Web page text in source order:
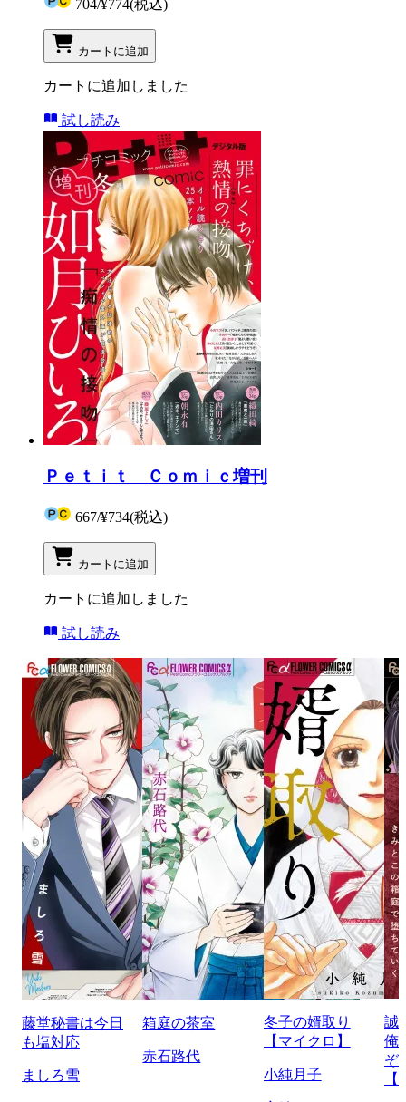
704/¥774(税込)
カートに追加
カートに追加しました
試し読み
Ｐｅｔｉｔ Ｃｏｍｉｃ増刊
667/¥734(税込)
カートに追加
カートに追加しました
試し読み
藤堂秘書は今日
も塩対応
ましろ雪
箱庭の茶室
赤石路代
冬子の婿取り
【マイクロ】
小純月子
誠
俺
ぞ